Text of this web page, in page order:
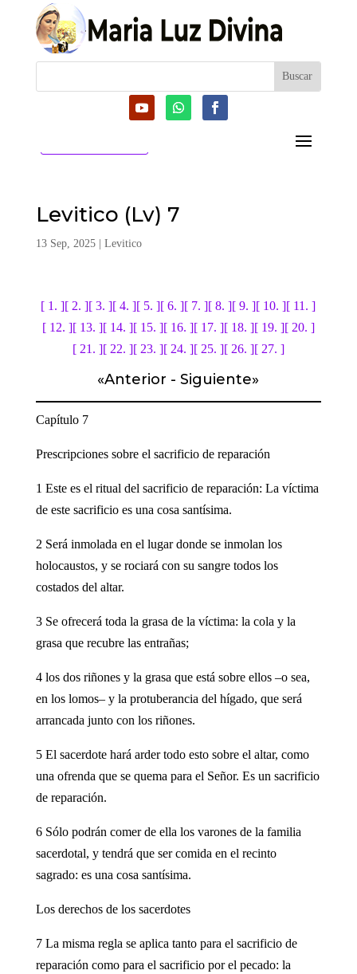
Levitico (Lv) 7
13 Sep, 2025| Levitico
[ 1. ][ 2. ][ 3. ][ 4. ][ 5. ][ 6. ][ 7. ][ 8. ][ 9. ][ 10. ][ 11. ]
[ 12. ][ 13. ][ 14. ][ 15. ][ 16. ][ 17. ][ 18. ][ 19. ][ 20. ]
[ 21. ][ 22. ][ 23. ][ 24. ][ 25. ][ 26. ][ 27. ]
«Anterior -Siguiente»
Capítulo 7
Prescripciones sobre el sacrificio de reparación
1 Este es el ritual del sacrificio de reparación: La víctima
de este sacrificio es una cosa santísima.
2 Será inmolada en el lugar donde se inmolan los
holocaustos, y se rociará con su sangre todos los
costados del altar.
3 Se ofrecerá toda la grasa de la víctima: la cola y la
grasa que recubre las entrañas;
4 los dos riñones y la grasa que está sobre ellos –o sea,
en los lomos– y la protuberancia del hígado, que será
arrancada junto con los riñones.
5 El sacerdote hará arder todo esto sobre el altar, como
una ofrenda que se quema para el Señor. Es un sacrificio
de reparación.
6 Sólo podrán comer de ella los varones de la familia
sacerdotal, y tendrá que ser comida en el recinto
sagrado: es una cosa santísima.
Los derechos de los sacerdotes
7 La misma regla se aplica tanto para el sacrificio de
reparación como para el sacrificio por el pecado: la